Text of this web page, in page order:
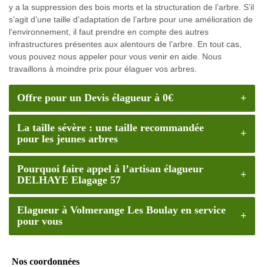
y a la suppression des bois morts et la structuration de l’arbre. S’il
s’agit d’une taille d’adaptation de l’arbre pour une amélioration de
l’environnement, il faut prendre en compte des autres
infrastructures présentes aux alentours de l’arbre. En tout cas,
vous pouvez nous appeler pour vous venir en aide. Nous
travaillons à moindre prix pour élaguer vos arbres.
Offre pour un Devis élagueur à 0€
La taille sévère : une taille recommandée
pour les jeunes arbres
Pourquoi faire appel à l’artisan élagueur
DELHAYE Elagage 57
Elagueur à Volmerange Les Boulay en service
pour vous
Nos coordonnées